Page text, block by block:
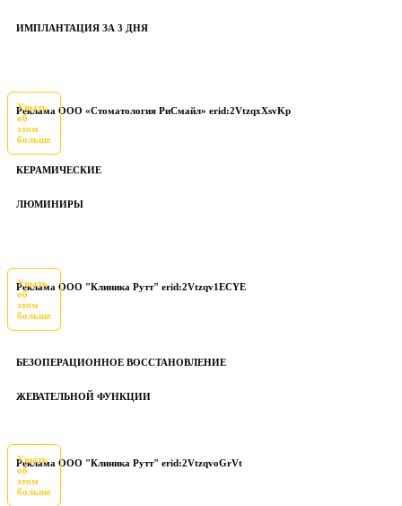
ИМПЛАНТАЦИЯ ЗА 3 ДНЯ
Реклама ООО «Стоматология РиСмайл» erid:2VtzqxXsvKp
Узнать
об
этом
больше
КЕРАМИЧЕСКИЕ
ЛЮМИНИРЫ
Реклама ООО "Клиника Рутт" erid:2Vtzqv1ECYE
Узнать
об
этом
больше
БЕЗОПЕРАЦИОННОЕ ВОССТАНОВЛЕНИЕ
ЖЕВАТЕЛЬНОЙ ФУНКЦИИ
Реклама ООО "Клиника Рутт" erid:2VtzqvoGrVt
Узнать
об
этом
больше